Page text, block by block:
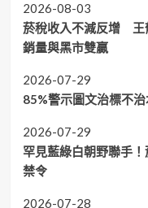
2026-08-03
菸稅收入不減反增 王
銷量與黑市雙贏
2026-07-29
85%警示圖文治標不
2026-07-29
罕見藍綠白朝野聯手
禁令
2026-07-28